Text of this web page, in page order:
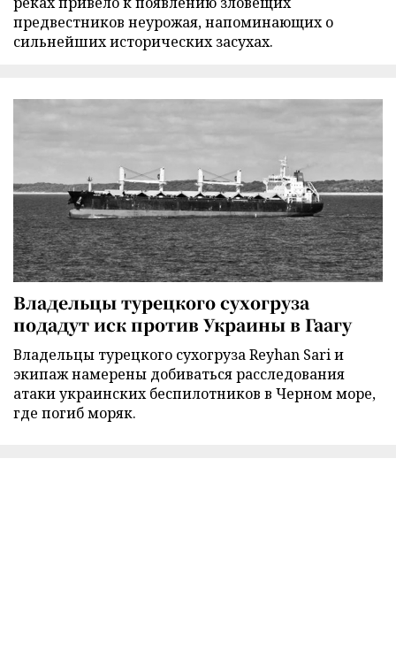
предвестников неурожая, напоминающих о
сильнейших исторических засухах.
Владельцы турецкого сухогруза
подадут иск против Украины в Гаагу
Владельцы турецкого сухогруза Reyhan Sari и
экипаж намерены добиваться расследования
атаки украинских беспилотников в Черном море,
где погиб моряк.